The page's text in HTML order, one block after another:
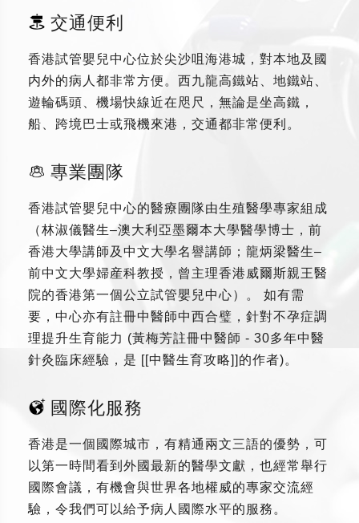
交通便利
香港試管嬰兒中心位於尖沙咀海港城，對本地及國
内外的病人都非常方便。西九龍高鐵站、地鐵站、
遊輪碼頭、機場快線近在咫尺，無論是坐高鐵，
船、跨境巴士或飛機來港，交通都非常便利。
專業團隊
香港試管嬰兒中心的醫療團隊由生殖醫學專家組成
（林淑儀醫生–澳大利亞墨爾本大學醫學博士，前
香港大學講師及中文大學名譽講師；龍炳梁醫生–
前中文大學婦産科教授，曾主理香港威爾斯親王醫
院的香港第一個公立試管嬰兒中心）。 如有需
要，中心亦有註冊中醫師中西合璧，針對不孕症調
理提升生育能力 (黃梅芳註冊中醫師 - 30多年中醫
針灸臨床經驗，是 [[中醫生育攻略]]的作者)。
國際化服務
香港是一個國際城市，有精通兩文三語的優勢，可
以第一時間看到外國最新的醫學文獻，也經常舉行
國際會議，有機會與世界各地權威的專家交流經
驗，令我們可以給予病人國際水平的服務。